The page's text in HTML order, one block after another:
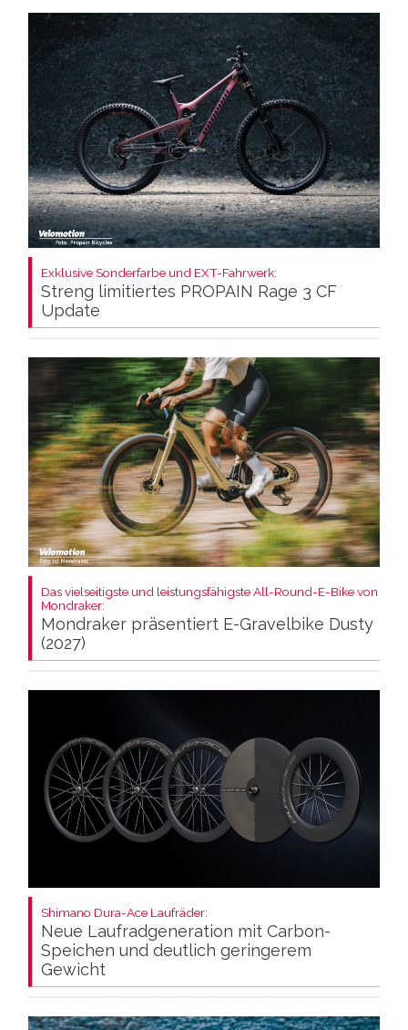
Exklusive Sonderfarbe und EXT-Fahrwerk:
Streng limitiertes PROPAIN Rage 3 CF
Update
Das vielseitigste und leistungsfähigste All-Round-E-Bike von
Mondraker:
Mondraker präsentiert E-Gravelbike Dusty
(2027)
Shimano Dura-Ace Laufräder:
Neue Laufradgeneration mit Carbon-
Speichen und deutlich geringerem
Gewicht